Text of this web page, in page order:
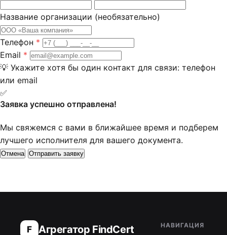
Название организации (необязательно)
Телефон *
Email *
💡 Укажите хотя бы один контакт для связи: телефон
или email
✅
Заявка успешно отправлена!
Мы свяжемся с вами в ближайшее время и подберем
лучшего исполнителя для вашего документа.
Отмена Отправить заявку
F Агрегатор FindCert НАВИГАЦИЯ